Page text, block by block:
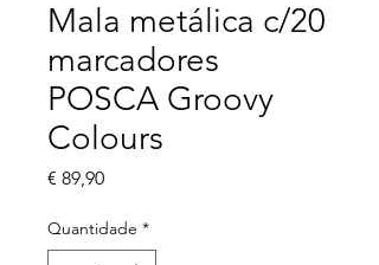
Mala metálica c/20
marcadores
POSCA Groovy
Colours
€ 89,90Preço
Quantidade *